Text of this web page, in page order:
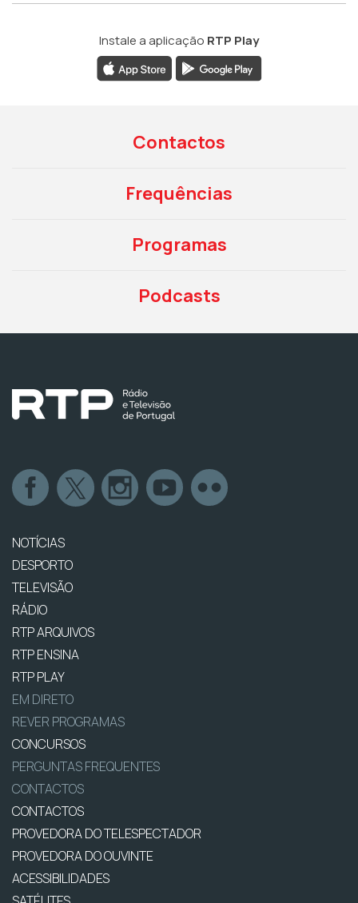
Instale a aplicação RTP Play
Contactos
Frequências
Programas
Podcasts
NOTÍCIAS
DESPORTO
TELEVISÃO
RÁDIO
RTP ARQUIVOS
RTP ENSINA
RTP PLAY
EM DIRETO
REVER PROGRAMAS
CONCURSOS
PERGUNTAS FREQUENTES
CONTACTOS
CONTACTOS
PROVEDORA DO TELESPECTADOR
PROVEDORA DO OUVINTE
ACESSIBILIDADES